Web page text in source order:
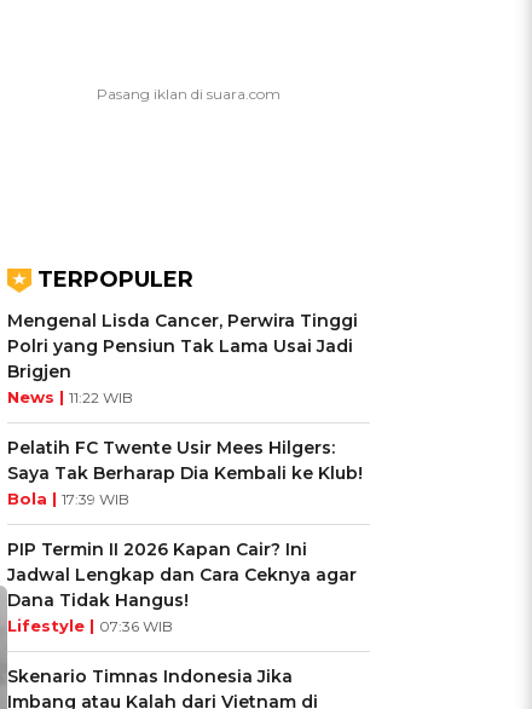
TERPOPULER
Mengenal Lisda Cancer, Perwira Tinggi
Polri yang Pensiun Tak Lama Usai Jadi
Brigjen
News | 11:22 WIB
Pelatih FC Twente Usir Mees Hilgers:
Saya Tak Berharap Dia Kembali ke Klub!
Bola | 17:39 WIB
PIP Termin II 2026 Kapan Cair? Ini
Jadwal Lengkap dan Cara Ceknya agar
Dana Tidak Hangus!
Lifestyle | 07:36 WIB
Skenario Timnas Indonesia Jika
Imbang atau Kalah dari Vietnam di